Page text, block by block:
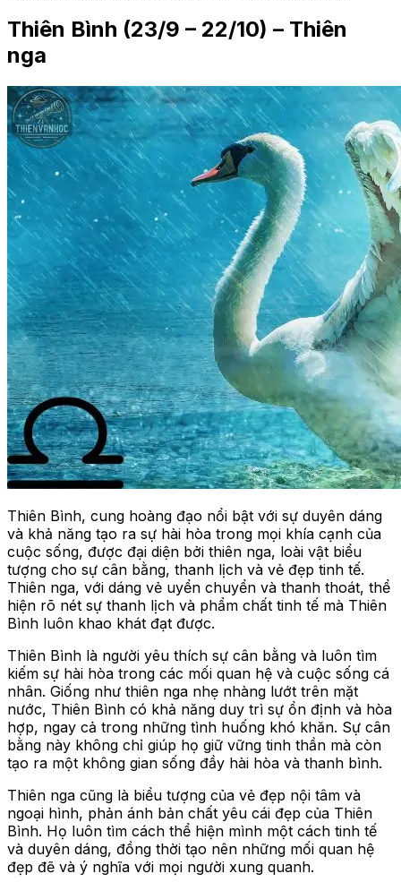
Thiên Bình (23/9 – 22/10) – Thiên
nga
Thiên Bình, cung hoàng đạo nổi bật với sự duyên dáng
và khả năng tạo ra sự hài hòa trong mọi khía cạnh của
cuộc sống, được đại diện bởi thiên nga, loài vật biểu
tượng cho sự cân bằng, thanh lịch và vẻ đẹp tinh tế.
Thiên nga, với dáng vẻ uyển chuyển và thanh thoát, thể
hiện rõ nét sự thanh lịch và phẩm chất tinh tế mà Thiên
Bình luôn khao khát đạt được.
Thiên Bình là người yêu thích sự cân bằng và luôn tìm
kiếm sự hài hòa trong các mối quan hệ và cuộc sống cá
nhân. Giống như thiên nga nhẹ nhàng lướt trên mặt
nước, Thiên Bình có khả năng duy trì sự ổn định và hòa
hợp, ngay cả trong những tình huống khó khăn. Sự cân
bằng này không chỉ giúp họ giữ vững tinh thần mà còn
tạo ra một không gian sống đầy hài hòa và thanh bình.
Thiên nga cũng là biểu tượng của vẻ đẹp nội tâm và
ngoại hình, phản ánh bản chất yêu cái đẹp của Thiên
Bình. Họ luôn tìm cách thể hiện mình một cách tinh tế
và duyên dáng, đồng thời tạo nên những mối quan hệ
đẹp đẽ và ý nghĩa với mọi người xung quanh.